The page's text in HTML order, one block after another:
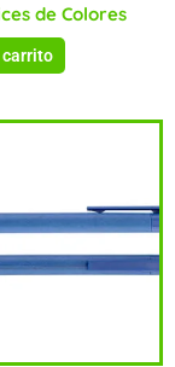
de Colores
carrito